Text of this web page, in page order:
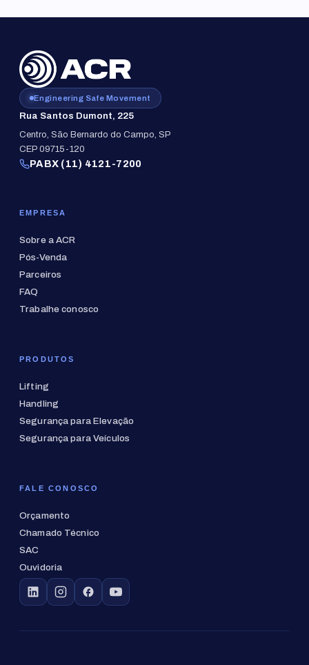
Engineering Safe Movement
Rua Santos Dumont, 225
Centro, São Bernardo do Campo, SP
CEP 09715-120
PABX (11) 4121-7200
EMPRESA
Sobre a ACR
Pós-Venda
Parceiros
FAQ
Trabalhe conosco
PRODUTOS
Lifting
Handling
Segurança para Elevação
Segurança para Veículos
FALE CONOSCO
Orçamento
Chamado Técnico
SAC
Ouvidoria